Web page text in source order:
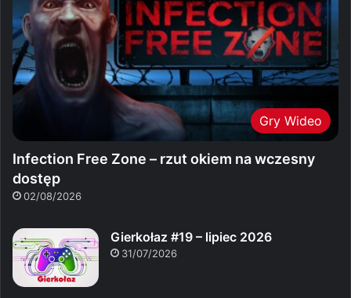
Gry Wideo
Infection Free Zone – rzut okiem na wczesny
dostęp
02/08/2026
Gierkołaz #19 – lipiec 2026
31/07/2026